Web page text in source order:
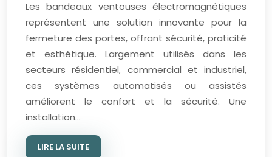
Les bandeaux ventouses électromagnétiques
représentent une solution innovante pour la
fermeture des portes, offrant sécurité, praticité
et esthétique. Largement utilisés dans les
secteurs résidentiel, commercial et industriel,
ces systèmes automatisés ou assistés
améliorent le confort et la sécurité. Une
installation…
LIRE LA SUITE